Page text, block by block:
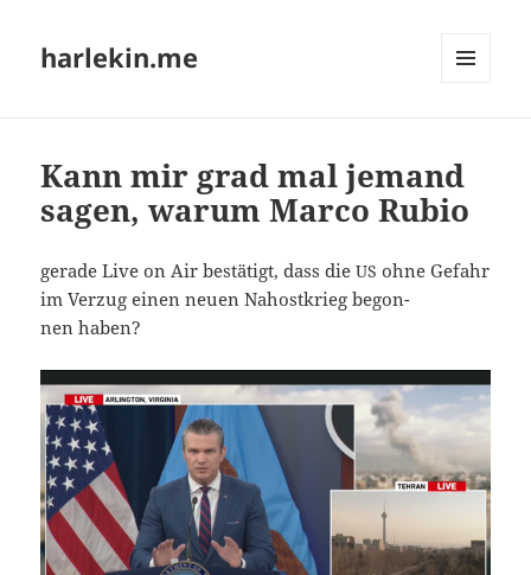
harlekin.me
Kann mir grad mal jemand
sagen, warum Marco Rubio
gera­de Live on Air bestä­tigt, dass dieUS ohne Gefahr
im Ver­zug einen neu­en Nah­ost­krieg begon­
nen haben?